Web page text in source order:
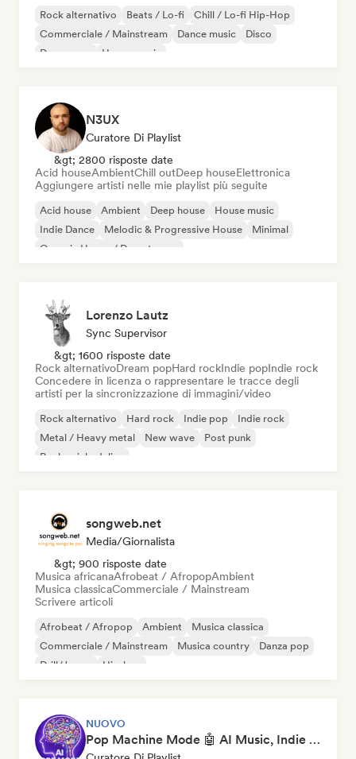
Rock alternativo Beats / Lo-fi
Chill / Lo-fi Hip-Hop
Commerciale / Mainstream
Dance music
Disco
Dream pop
House music
N3UX
Curatore Di Playlist
&gt; 2800 risposte date
Acid houseAmbientChill outDeep houseElettronica
Aggiungere artisti nelle mie playlist più seguite
Acid house Ambient Deep house
House music
Indie Dance
Melodic & Progressive House
Minimal
Organic House / Downtempo
Lorenzo Lautz
Sync Supervisor
&gt; 1600 risposte date
Rock alternativoDream popHard rockIndie popIndie rock
Concedere in licenza o rappresentare le tracce degli
artisti per la sincronizzazione di immagini/video
Rock alternativo Hard rock Indie pop
Indie rock
Metal / Heavy metal
New wave
Post punk
Rock psichedelico
songweb.net
Media/Giornalista
&gt; 900 risposte date
Musica africanaAfrobeat / AfropopAmbient
Musica classicaCommerciale / Mainstream
Scrivere articoli
Afrobeat / Afropop Ambient
Musica classica
Commerciale / Mainstream
Musica country
Danza pop
Drill/Jersey
Hip-hop
NUOVO
Pop Machine Mode 🤖 AI Music, Indie Pop & Dream Pop